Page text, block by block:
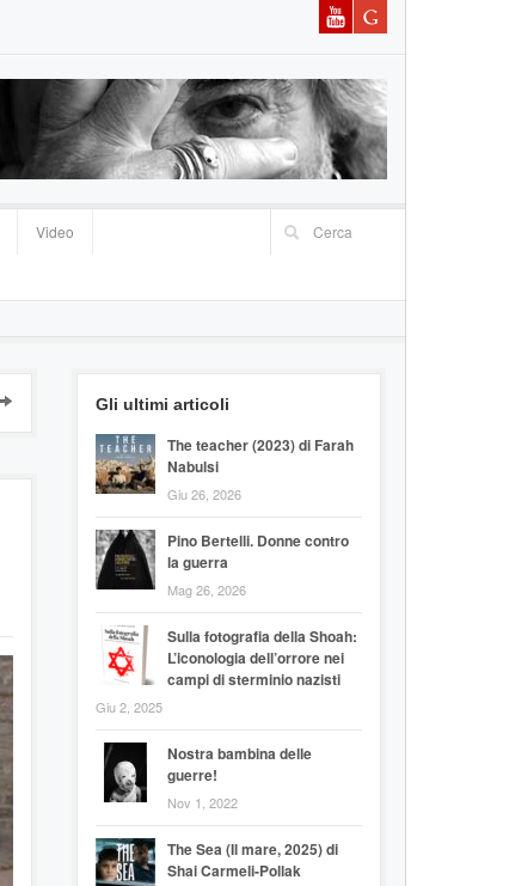
Video
Gli ultimi articoli
The teacher (2023) di Farah
Nabulsi
Giu 26, 2026
Pino Bertelli. Donne contro
la guerra
Mag 26, 2026
Sulla fotografia della Shoah:
L’iconologia dell’orrore nei
campi di sterminio nazisti
Giu 2, 2025
Nostra bambina delle
guerre!
Nov 1, 2022
The Sea (Il mare, 2025) di
Shai Carmeli-Pollak